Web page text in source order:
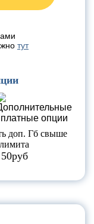
тут
доп. Гб свыше
лимита
50руб